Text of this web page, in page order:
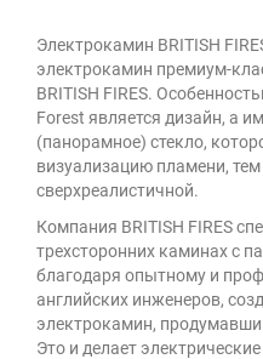
Электрокамин BRITISH
электрокамин премиум-
BRITISH FIRES.
Forest является дизайн, а
(панорамное) стекло,
визуализацию пламени,
сверхреалистичной.
Компания BRITISH FIRES
трехсторонних каминах с
благодаря опытному и
английских инженеров,
электрокамин,
Это и делает